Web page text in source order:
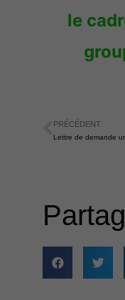
le
PRÉCÉDENT